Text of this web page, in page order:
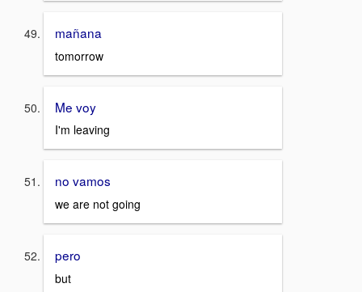
mañana
tomorrow
Me voy
I'm leaving
no vamos
we are not going
pero
but